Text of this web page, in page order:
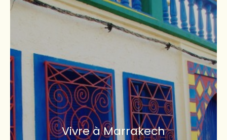
Vivre à Marrakech